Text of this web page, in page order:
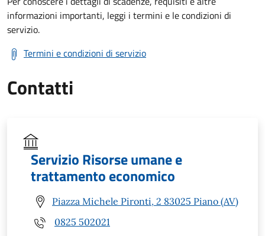
informazioni importanti, leggi i termini e le condizioni di
servizio.
Termini e condizioni di servizio
Contatti
Servizio Risorse umane e
trattamento economico
Piazza Michele Pironti, 2 83025 Piano (AV)
0825 502021